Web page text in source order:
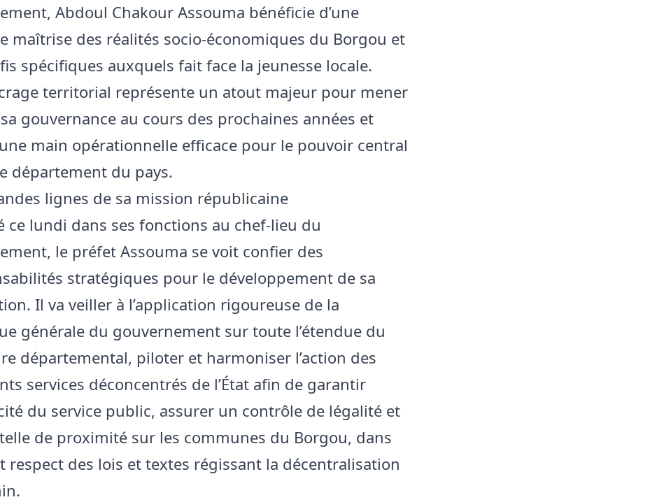
Abdoul Chakour Assouma bénéficie d’une
maîtrise des réalités socio-économiques du Borgou et
spécifiques auxquels fait face la jeunesse locale.
territorial représente un atout majeur pour mener
gouvernance au cours des prochaines années et
main opérationnelle efficace pour le pouvoir central
département du pays.
lignes de sa mission républicaine
ce lundi dans ses fonctions au chef-lieu du
le préfet Assouma se voit confier des
stratégiques pour le développement de sa
Il va veiller à l’application rigoureuse de la
générale du gouvernement sur toute l’étendue du
départemental, piloter et harmoniser l’action des
services déconcentrés de l’État afin de garantir
du service public, assurer un contrôle de légalité et
de proximité sur les communes du Borgou, dans
respect des lois et textes régissant la décentralisation